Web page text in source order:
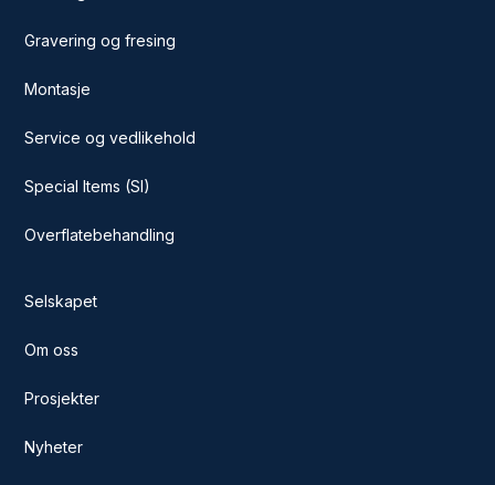
Gravering og fresing
Montasje
Service og vedlikehold
Special Items (SI)
Overflatebehandling
Selskapet
Om oss
Prosjekter
Nyheter